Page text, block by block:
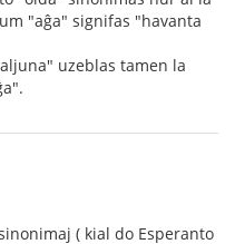
"aĝa" signifas "havanta
uzeblas tamen la
( kial do Esperanto